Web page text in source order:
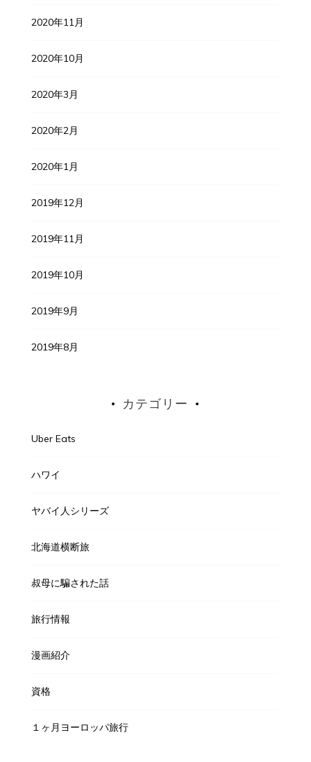
2020年11月
2020年10月
2020年3月
2020年2月
2020年1月
2019年12月
2019年11月
2019年10月
2019年9月
2019年8月
カテゴリー
Uber Eats
ハワイ
ヤバイ人シリーズ
北海道横断旅
叔母に騙された話
旅行情報
漫画紹介
資格
１ヶ月ヨーロッパ旅行